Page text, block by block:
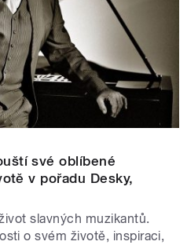
své oblíbené
v pořadu Desky,
slavných muzikantů.
o svém životě, inspiraci,